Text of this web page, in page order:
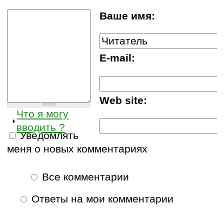
Ваше имя:
E-mail:
Web site:
Что я могу
вводить ?
Уведомлять
меня о новых комментариях
Все комментарии
Ответы на мои комментарии